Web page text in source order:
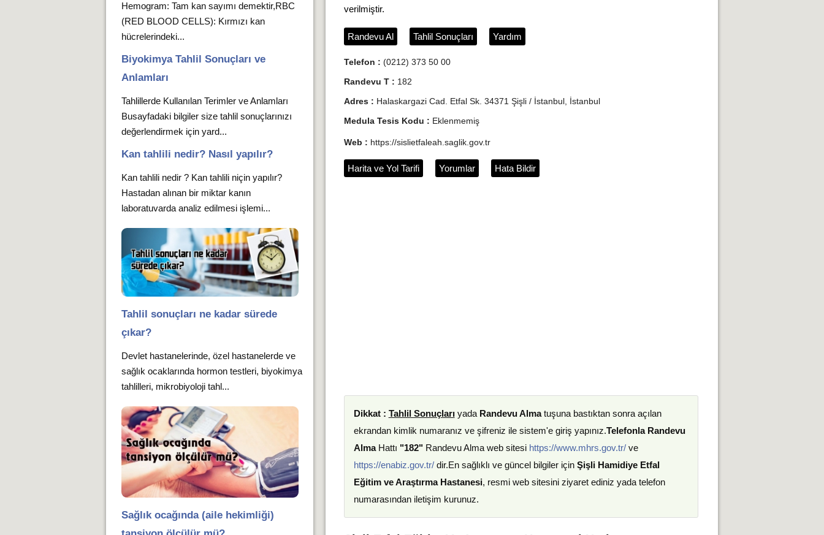
verilmiştir.
Randevu Al Tahlil Sonuçları Yardım
Telefon : (0212) 373 50 00
Randevu T : 182
Adres : Halaskargazi Cad. Etfal Sk. 34371 Şişli / İstanbul, İstanbul
Medula Tesis Kodu : Eklenmemiş
Web : https://sislietfaleah.saglik.gov.tr
Harita ve Yol Tarifi Yorumlar Hata Bildir
Dikkat : Tahlil Sonuçlarıyada Randevu Almatuşuna bastıktan sonra açılan
ekrandan kimlik numaranız ve şifreniz ile sistem'e giriş yapınız.Telefonla Randevu
AlmaHattı "182" Randevu Alma web sitesi https://www.mhrs.gov.tr/ve
https://enabiz.gov.tr/dir.En sağlıklı ve güncel bilgiler için Şişli Hamidiye Etfal
Eğitim ve Araştırma Hastanesi, resmi web sitesini ziyaret ediniz yada telefon
numarasından iletişim kurunuz.
Hemogram: Tam kan sayımı demektir,RBC
(RED BLOOD CELLS): Kırmızı kan
hücrelerindeki...
Biyokimya Tahlil Sonuçları ve
Anlamları
Tahlillerde Kullanılan Terimler ve Anlamları
Busayfadaki bilgiler size tahlil sonuçlarınızı
değerlendirmek için yard...
Kan tahlili nedir? Nasıl yapılır?
Kan tahlili nedir ? Kan tahlili niçin yapılır?
Hastadan alınan bir miktar kanın
laboratuvarda analiz edilmesi işlemi...
Tahlil sonuçları ne kadar sürede
çıkar?
Devlet hastanelerinde, özel hastanelerde ve
sağlık ocaklarında hormon testleri, biyokimya
tahlilleri, mikrobiyoloji tahl...
Sağlık ocağında (aile hekimliği)